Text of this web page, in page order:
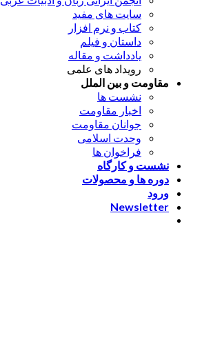
سایت های مفید
کتاب و نرم افزار
داستان و فیلم
یادداشت و مقاله
رویداد های علمی
مقاومت و بین الملل
نشست ها
اخبار مقاومت
جوانان مقاومت
وحدت اسلامی
فراخوان ها
نشست و کارگاه
دوره ها و محصولات
ورود
Newsletter